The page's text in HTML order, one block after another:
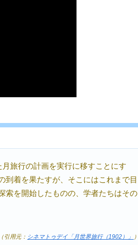
旅行の計画を実行に移すことにす
到着を果たすが、そこにはこれまで目
索を開始したものの、学者たちはその
（引用元： シネマトゥデイ「月世界旅行（1902）」 ）